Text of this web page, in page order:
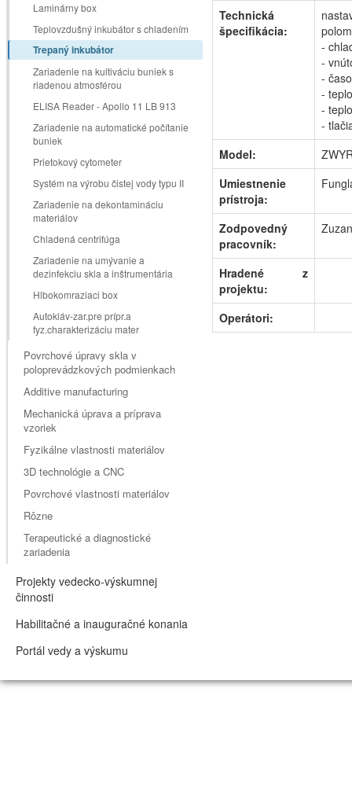
Technická
špecifikácia:
-
-
-
-
-
-
Model:
Umiestnenie
prístroja:
Zodpovedný
pracovník:
Hradené z
projektu:
Operátori:
Laminárny box
Teplovzdušný inkubátor s chladením
Trepaný inkubátor
Zariadenie na kultiváciu buniek s
riadenou atmosférou
ELISA Reader - Apollo 11 LB 913
Zariadenie na automatické počítanie
buniek
Prietokový cytometer
Systém na výrobu čistej vody typu II
Zariadenie na dekontamináciu
materiálov
Chladená centrifúga
Zariadenie na umývanie a
dezinfekciu skla a inštrumentária
Hlbokomraziaci box
Autokláv-zar.pre prípr.a
fyz.charakterizáciu mater
Povrchové úpravy skla v
poloprevádzkových podmienkach
Additive manufacturing
Mechanická úprava a príprava
vzoriek
Fyzikálne vlastnosti materiálov
3D technológie a CNC
Povrchové vlastnosti materiálov
Rôzne
Terapeutické a diagnostické
zariadenia
Projekty vedecko-výskumnej
činnosti
Habilitačné a inauguračné konania
Portál vedy a výskumu